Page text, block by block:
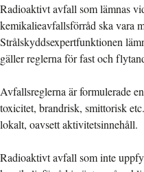
Radioaktivt avfall som lämnas
kemikalieavfallsförråd ska vara
Strålskyddsexpertfunktionen
gäller reglerna för fast och
Avfallsreglerna är formulerade
toxicitet, brandrisk, smittorisk
lokalt, oavsett aktivitetsinnehåll.
Radioaktivt avfall som inte